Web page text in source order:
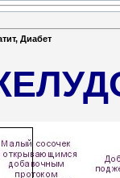
Диабет